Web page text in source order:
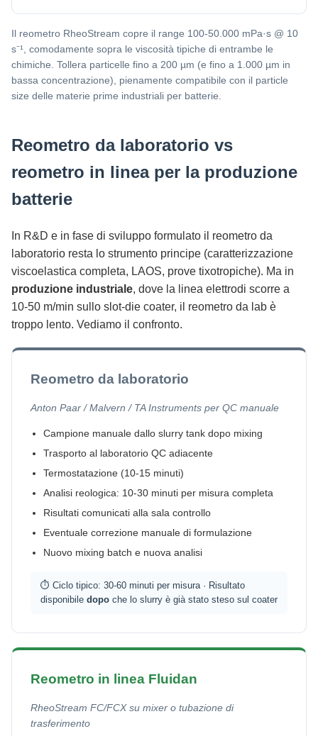
Il reometro RheoStream copre il range 100-50.000 mPa·s @ 10
s⁻¹, comodamente sopra le viscosità tipiche di entrambe le
chimiche. Tollera particelle fino a 200 µm (e fino a 1.000 µm in
bassa concentrazione), pienamente compatibile con il particle
size delle materie prime industriali per batterie.
Reometro da laboratorio vs
reometro in linea per la produzione
batterie
In R&D e in fase di sviluppo formulato il reometro da
laboratorio resta lo strumento principe (caratterizzazione
viscoelastica completa, LAOS, prove tixotropiche). Ma in
produzione industriale, dove la linea elettrodi scorre a
10-50 m/min sullo slot-die coater, il reometro da lab è
troppo lento. Vediamo il confronto.
Reometro da laboratorio
Anton Paar / Malvern / TA Instruments per QC manuale
Campione manuale dallo slurry tank dopo mixing
Trasporto al laboratorio QC adiacente
Termostatazione (10-15 minuti)
Analisi reologica: 10-30 minuti per misura completa
Risultati comunicati alla sala controllo
Eventuale correzione manuale di formulazione
Nuovo mixing batch e nuova analisi
⏱ Ciclo tipico: 30-60 minuti per misura · Risultato
disponibile dopo che lo slurry è già stato steso sul coater
Reometro in linea Fluidan
RheoStream FC/FCX su mixer o tubazione di
trasferimento